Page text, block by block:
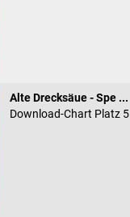
Alte Drecksäue - Spe ...
Download-Chart Platz 5